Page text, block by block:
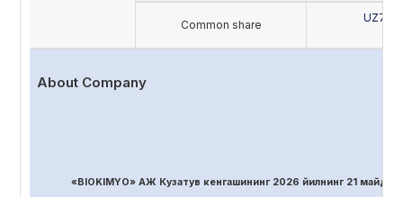
Common share
About Company
«BIOKIMYO» АЖ Кузатув кенгашининг 2026 йилнинг 21